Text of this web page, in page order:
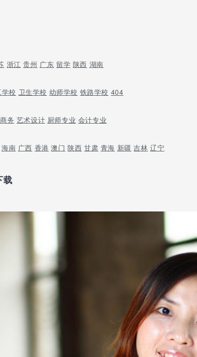
浙江 贵州 广东 留学 陕西 湖南
校 卫生学校 幼师学校 铁路学校 404
务 艺术设计 厨师专业 会计专业
海南 广西 香港 澳门 陕西 甘肃 青海 新疆 吉林 辽宁
载